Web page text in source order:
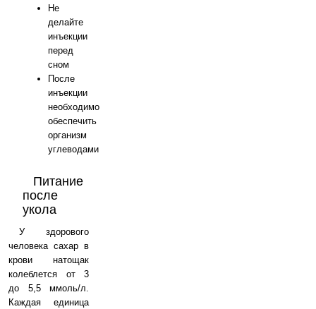
Не
делайте
инъекции
перед
сном
После
инъекции
необходимо
обеспечить
организм
углеводами
Питание
после
укола
У здорового
человека сахар в
крови натощак
колеблется от 3
до 5,5 ммоль/л.
Каждая единица